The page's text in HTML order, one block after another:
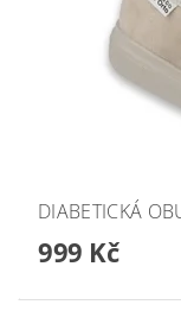
DIABETICKÁ
999 Kč